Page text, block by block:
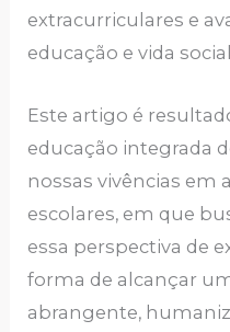
extracurriculares e
educação e vida
Este artigo é
educação integrada
nossas vivências em
escolares, em que
essa perspectiva de
forma de alcançar
abrangente,